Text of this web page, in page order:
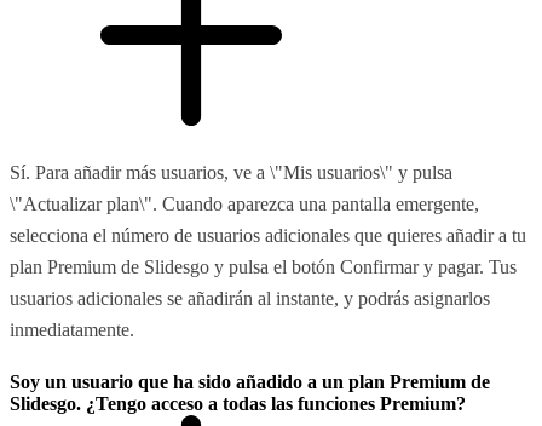
Sí. Para añadir más usuarios, ve a \"Mis usuarios\" y pulsa
\"Actualizar plan\". Cuando aparezca una pantalla emergente,
selecciona el número de usuarios adicionales que quieres añadir a tu
plan Premium de Slidesgo y pulsa el botón Confirmar y pagar. Tus
usuarios adicionales se añadirán al instante, y podrás asignarlos
inmediatamente.
Soy un usuario que ha sido añadido a un plan Premium de
Slidesgo. ¿Tengo acceso a todas las funciones Premium?